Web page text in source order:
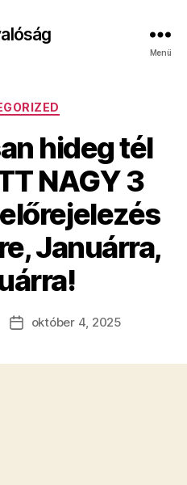
Menü
Kategóriák
hideg tél
NAGY 3
Januárra,
Bejegyzés
október 4, 2025